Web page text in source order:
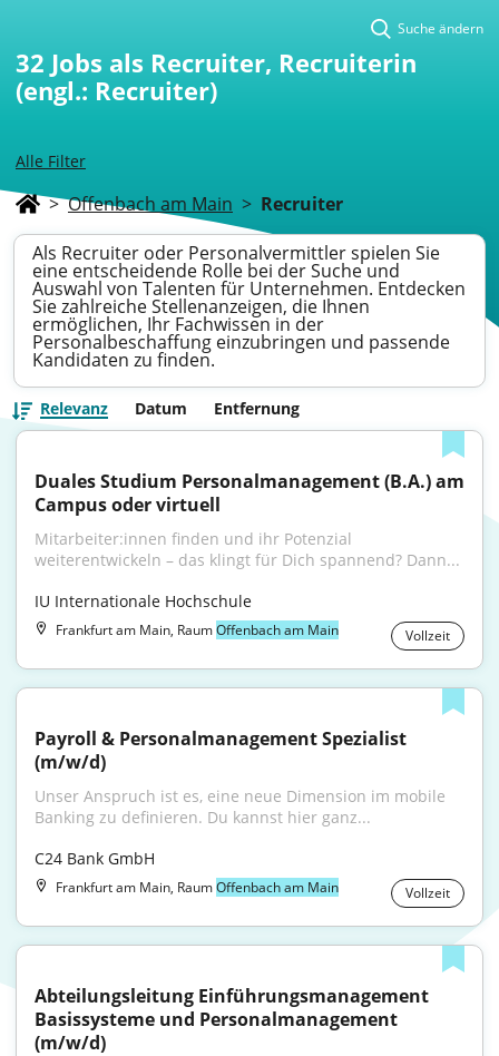
Alle Filter
Suche ändern
32 Jobs als Recruiter, Recruiterin
(engl.: Recruiter)
> Offenbach am Main > Recruiter
Als Recruiter oder Personalvermittler spielen Sie
eine entscheidende Rolle bei der Suche und
Auswahl von Talenten für Unternehmen. Entdecken
Sie zahlreiche Stellenanzeigen, die Ihnen
ermöglichen, Ihr Fachwissen in der
Personalbeschaffung einzubringen und passende
Kandidaten zu finden.
Relevanz Datum Entfernung
Duales Studium Personalmanagement (B.A.) am
Campus oder virtuell
Mitarbeiter:innen finden und ihr Potenzial
weiterentwickeln – das klingt für Dich spannend? Dann...
IU Internationale Hochschule
Frankfurt am Main, RaumOffenbach am Main Vollzeit
Payroll & Personalmanagement Spezialist
(m/w/d)
Unser Anspruch ist es, eine neue Dimension im mobile
Banking zu definieren. Du kannst hier ganz...
C24 Bank GmbH
Frankfurt am Main, RaumOffenbach am Main Vollzeit
Abteilungsleitung Einführungsmanagement
Basissysteme und Personalmanagement
(m/w/d)